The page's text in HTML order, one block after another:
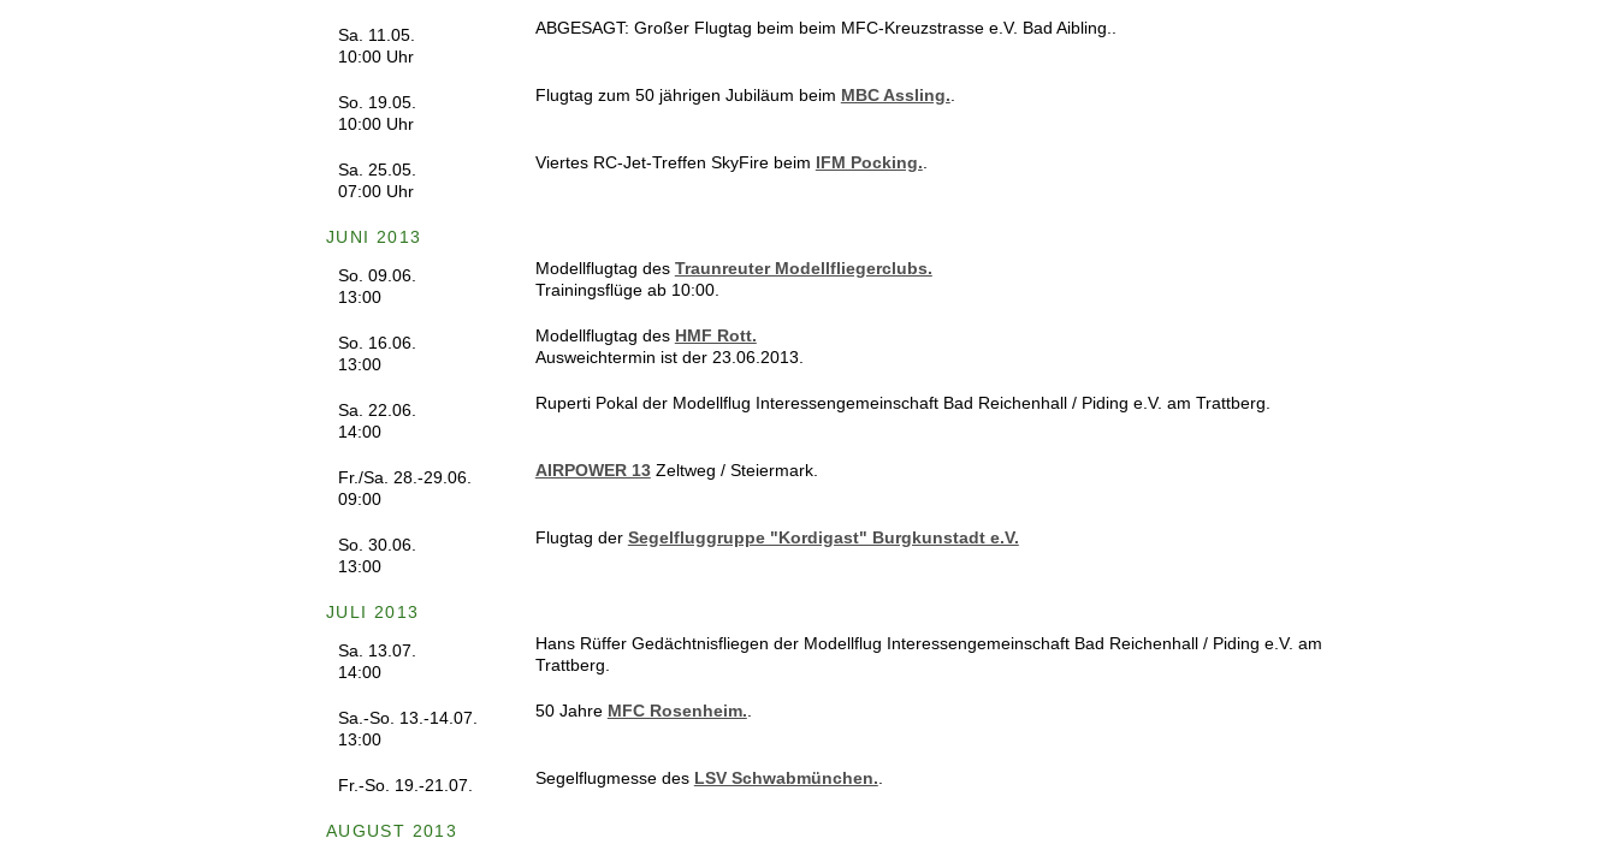
Sa. 11.05.
10:00 Uhr
ABGESAGT: Großer Flugtag beim beim MFC-Kreuzstrasse e.V. Bad Aibling..
So. 19.05.
10:00 Uhr
Flugtag zum 50 jährigen Jubiläum beim MBC Assling.
Sa. 25.05.
07:00 Uhr
Viertes RC-Jet-Treffen SkyFire beim IFM Pocking.
JUNI 2013
So. 09.06.
13:00
Modellflugtag des Traunreuter Modellfliegerclubs.
Trainingsflüge ab 10:00.
So. 16.06.
13:00
Modellflugtag des HMF Rott.
Ausweichtermin ist der 23.06.2013.
Sa. 22.06.
14:00
Ruperti Pokal der Modellflug Interessengemeinschaft Bad Reichenhall / Piding e.V. am Trattberg.
Fr./Sa. 28.-29.06.
09:00
AIRPOWER 13Zeltweg / Steiermark.
So. 30.06.
13:00
Flugtag der Segelfluggruppe "Kordigast" Burgkunstadt e.V.
JULI 2013
Sa. 13.07.
14:00
Hans Rüffer Gedächtnisfliegen der Modellflug Interessengemeinschaft Bad Reichenhall / Piding e.V. am
Trattberg.
Sa.-So. 13.-14.07.
13:00
50 Jahre MFC Rosenheim.
Fr.-So. 19.-21.07. Segelflugmesse des LSV Schwabmünchen.
AUGUST 2013